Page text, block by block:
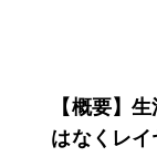
【概要】
はなくレ